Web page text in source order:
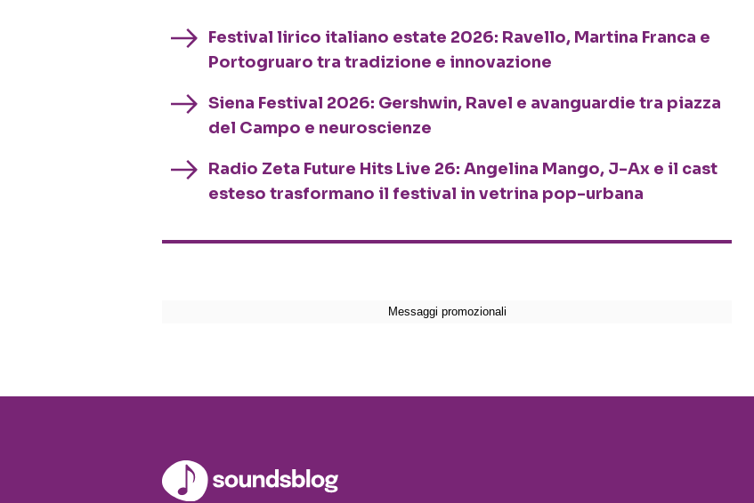
Festival lirico italiano estate 2026: Ravello, Martina Franca e
Portogruaro tra tradizione e innovazione
Siena Festival 2026: Gershwin, Ravel e avanguardie tra piazza
del Campo e neuroscienze
Radio Zeta Future Hits Live 26: Angelina Mango, J-Ax e il cast
esteso trasformano il festival in vetrina pop-urbana